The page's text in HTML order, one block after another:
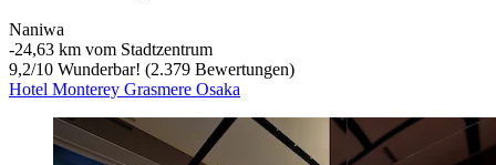
Naniwa
‐24,63 km vom Stadtzentrum
9,2/10 Wunderbar! (2.379 Bewertungen)
Hotel Monterey Grasmere Osaka